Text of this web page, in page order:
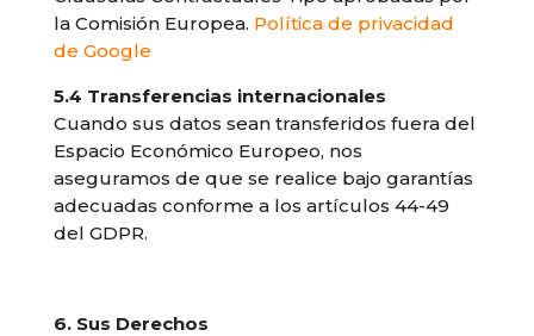
la Comisión Europea. Política de privacidad
de Google
5.4 Transferencias internacionales
Cuando sus datos sean transferidos fuera del
Espacio Económico Europeo, nos
aseguramos de que se realice bajo garantías
adecuadas conforme a los artículos 44-49
del GDPR.
6. Sus Derechos